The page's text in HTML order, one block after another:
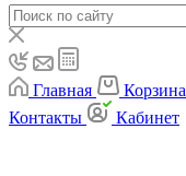
Главная Корзина
Контакты
Кабинет